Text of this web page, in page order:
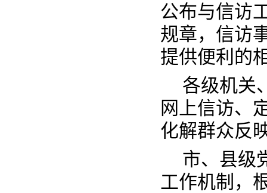
公布与信访
规章，信访
提供便利的
各级机关
网上信访、
化解群众反
市、县级
工作机制，